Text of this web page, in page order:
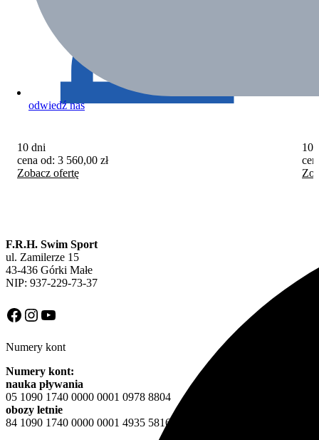
odwiedź nas
10 dni
cena od: 3 560,00 zł
Zobacz ofertę
10
F.R.H. Swim Sport
ul. Zamilerze 15
43-436 Górki Małe
NIP: 937-229-73-37
Facebook
Instagram
YouTube
Numery kont
Numery kont:
nauka pływania
05 1090 1740 0000 0001 0978 8804
obozy letnie
84 1090 1740 0000 0001 4935 5816